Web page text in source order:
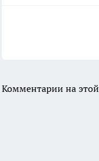
Комментарии на